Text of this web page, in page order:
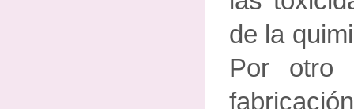
de la
Por otro